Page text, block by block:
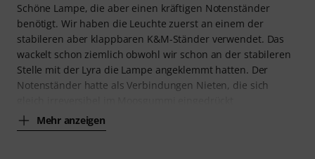
Schöne Lampe, die aber einen kräftigen Notenständer
benötigt. Wir haben die Leuchte zuerst an einem der
stabileren aber klappbaren K&M-Ständer verwendet. Das
wackelt schon ziemlich obwohl wir schon an der stabileren
Stelle mit der Lyra die Lampe angeklemmt hatten. Der
Notenständer hatte als Verbindungen Nieten, die sich
Mehr anzeigen